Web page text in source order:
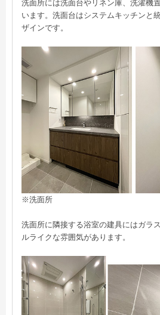
洗面所には洗面台やリネン庫、洗濯機
います。洗面台はシステムキッチンと
ザインです。
※洗面所
洗面所に隣接する浴室の建具にはガラ
ルライクな雰囲気があります。